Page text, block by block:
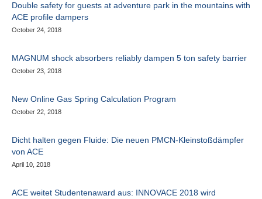
Double safety for guests at adventure park in the mountains with
ACE profile dampers
October 24, 2018
MAGNUM shock absorbers reliably dampen 5 ton safety barrier
October 23, 2018
New Online Gas Spring Calculation Program
October 22, 2018
Dicht halten gegen Fluide: Die neuen PMCN-Kleinstoßdämpfer
von ACE
April 10, 2018
ACE weitet Studentenaward aus: INNOVACE 2018 wird